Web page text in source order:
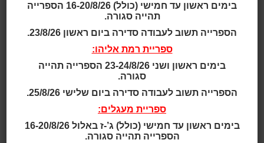
קרדיט תמונה:
בימים ראשון עד חמישי (כולל) 16-20/8/26 הספרייה
תהייה סגורה.
הספרייה תשוב לעבודה סדירה ביום ראשון 23/8/26.
ספריית רמת אליהו:
בימים ראשון ושני 23-24/8/26 הספרייה תהייה
סגורה.
הספרייה תשוב לעבודה סדירה ביום שלישי 25/8/26.
ספריית מעגלים:
בימים ראשון עד חמישי (כולל) ג’-ז באלול 16-20/8/26
הספרייה תהייה סגורה.